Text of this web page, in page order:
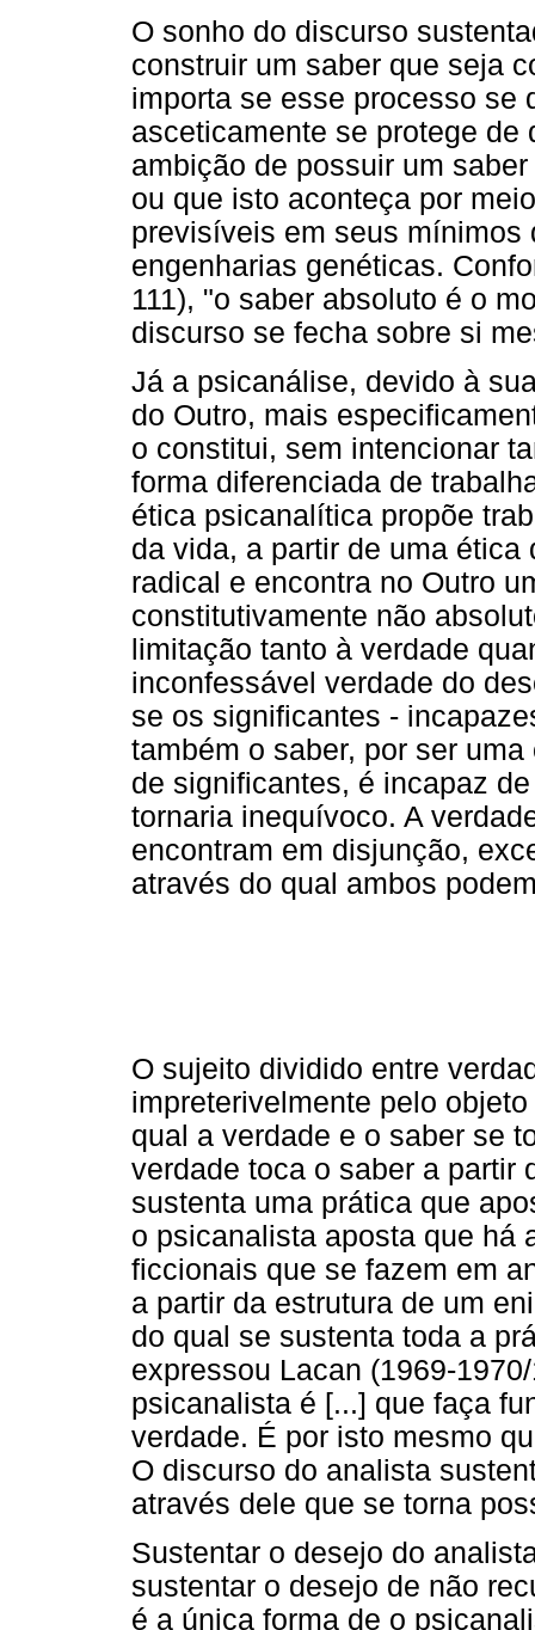
O sonho do discurso
construir um saber que seja
importa se esse processo se
asceticamente se protege
ambição de possuir um
ou que isto aconteça por
previsíveis em seus mínimos
engenharias genéticas.
111), "o saber absoluto é o
discurso se fecha sobre si
Já a psicanálise, devido à
do Outro, mais
o constitui, sem intencionar
forma diferenciada de
ética psicanalítica propõe
da vida, a partir de uma
radical e encontra no Outro
constitutivamente não
limitação tanto à verdade
inconfessável verdade do
se os significantes -
também o saber, por ser
de significantes, é incapaz
tornaria inequívoco. A
encontram em disjunção,
através do qual ambos
O sujeito dividido entre
impreterivelmente pelo objeto
qual a verdade e o saber se
verdade toca o saber a partir
sustenta uma prática que
o psicanalista aposta que há
ficcionais que se fazem em
a partir da estrutura de um
do qual se sustenta toda a
expressou Lacan (1969-
psicanalista é [...] que faça
verdade. É por isto mesmo
O discurso do analista
através dele que se torna
Sustentar o desejo do
sustentar o desejo de não
é a única forma de o